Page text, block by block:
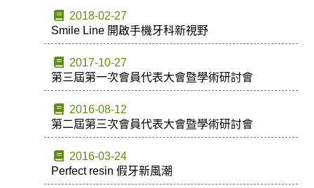
2018-02-27
Smile Line 開啟手機牙科新視野
2017-10-27
第三屆第一次會員代表大會暨學術研討會
2016-08-12
第二屆第三次會員代表大會暨學術研討會
2016-03-24
Perfect resin 假牙新風潮